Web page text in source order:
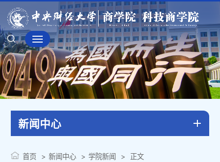
新闻中心
首页 新闻中心 学院新闻 正文